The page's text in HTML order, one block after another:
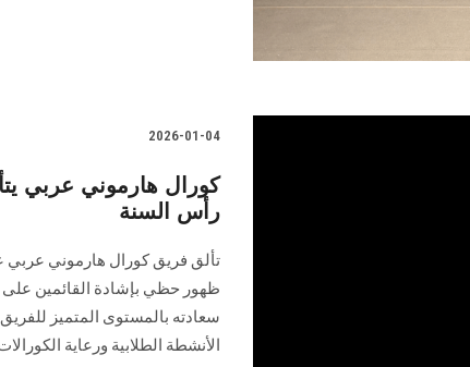
2026-01-04
كورال هارموني عربي
رأس السنة
تألق فريق كورال هارموني عربي
ظهور حظي بإشادة القائمين على
سعادته بالمستوى المتميز
الأنشطة الطلابية ورعاية